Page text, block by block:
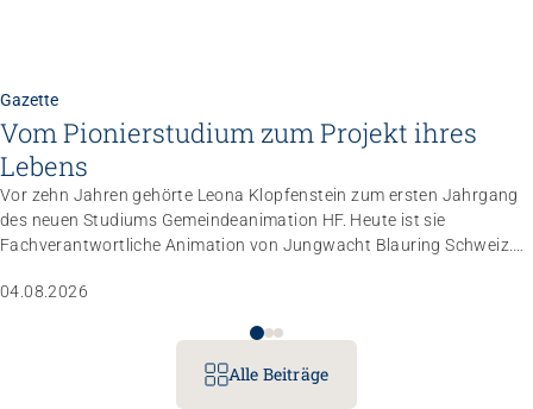
Gazette
Vom Pionierstudium zum Projekt ihres
Lebens
Vor zehn Jahren gehörte Leona Klopfenstein zum ersten Jahrgang
des neuen Studiums Gemeindeanimation HF. Heute ist sie
Fachverantwortliche Animation von Jungwacht Blauring Schweiz.
gemanagt hat, wartet nun ihr persönliches Grossprojekt.
04.08.2026
Alle Beiträge